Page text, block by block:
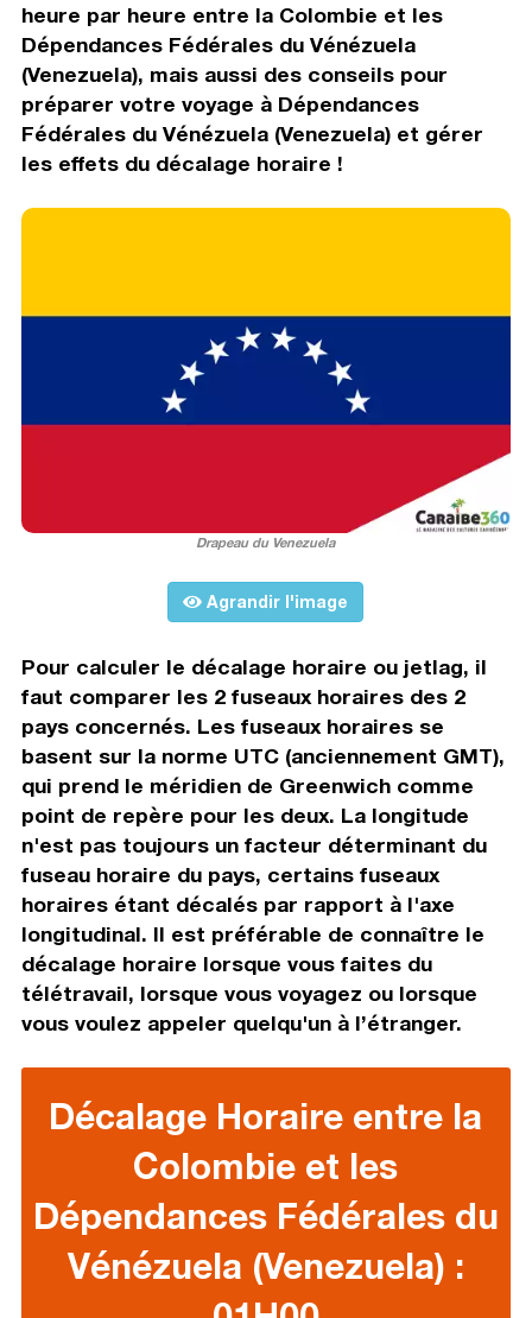
heure par heure entre la Colombie et les
Dépendances Fédérales du Vénézuela
(Venezuela), mais aussi des conseils pour
préparer votre voyage à Dépendances
Fédérales du Vénézuela (Venezuela) et gérer
les effets du décalage horaire !
Drapeau du Venezuela
Agrandir l'image
Pour calculer le décalage horaire ou jetlag, il
faut comparer les 2 fuseaux horaires des 2
pays concernés. Les fuseaux horaires se
basent sur la norme UTC (anciennement GMT),
qui prend le méridien de Greenwich comme
point de repère pour les deux. La longitude
n'est pas toujours un facteur déterminant du
fuseau horaire du pays, certains fuseaux
horaires étant décalés par rapport à l'axe
longitudinal. Il est préférable de connaître le
décalage horaire lorsque vous faites du
télétravail, lorsque vous voyagez ou lorsque
vous voulez appeler quelqu'un à l’étranger.
Décalage Horaire entre la
Colombie et les
Dépendances Fédérales du
Vénézuela (Venezuela) :